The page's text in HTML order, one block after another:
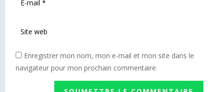
Enregistrer mon nom, mon e-mail et mon site dans le
navigateur pour mon prochain commentaire.